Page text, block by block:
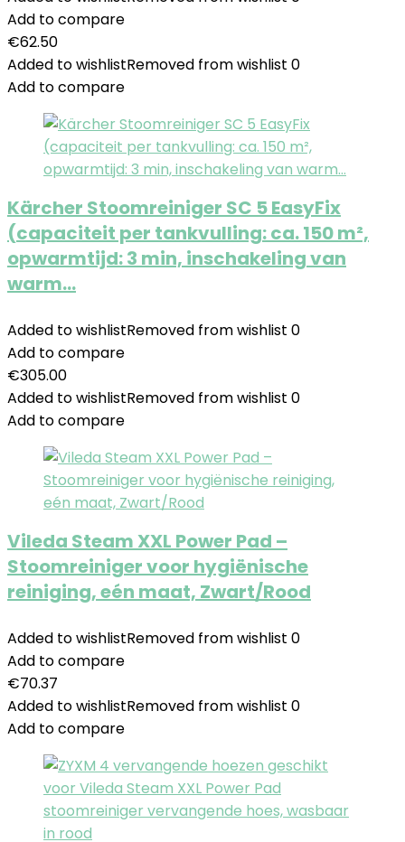
Add to compare
€62.50
Added to wishlistRemoved from wishlist 0
Add to compare
Kärcher Stoomreiniger SC 5 EasyFix
(capaciteit per tankvulling: ca. 150 m²,
opwarmtijd: 3 min, inschakeling van
warm…
Added to wishlistRemoved from wishlist 0
Add to compare
€305.00
Added to wishlistRemoved from wishlist 0
Add to compare
Vileda Steam XXL Power Pad –
Stoomreiniger voor hygiënische
reiniging, eén maat, Zwart/Rood
Added to wishlistRemoved from wishlist 0
Add to compare
€70.37
Added to wishlistRemoved from wishlist 0
Add to compare